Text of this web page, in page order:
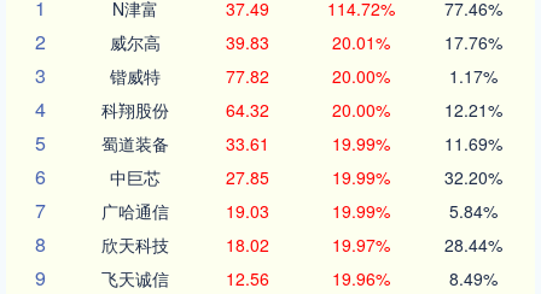
1
N津富 37.49 114.72% 77.46%
2 威尔高 39.83 20.01% 17.76%
3 锴威特 77.82 20.00% 1.17%
4 科翔股份 64.32 20.00% 12.21%
5 蜀道装备 33.61 19.99% 11.69%
6 中巨芯 27.85 19.99% 32.20%
7 广哈通信 19.03 19.99% 5.84%
8 欣天科技 18.02 19.97% 28.44%
9 飞天诚信 12.56 19.96% 8.49%